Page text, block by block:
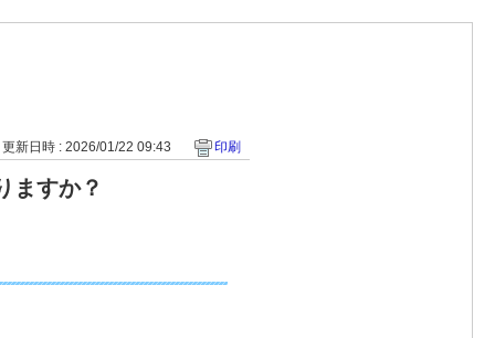
更新日時 : 2026/01/22 09:43 印刷
ますか？